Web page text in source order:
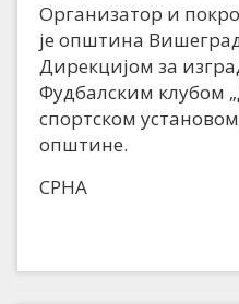
Организатор и
је општина
Дирекцијом за
Фудбалским клубом
спортском
општине.
СРНА